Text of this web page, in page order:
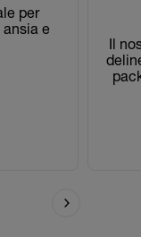
per
e
Il